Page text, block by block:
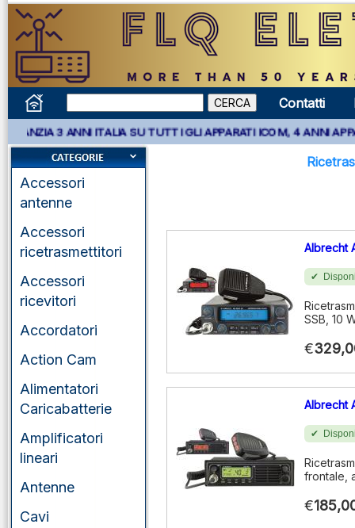
Contatti
ITALIA SU TUTTI GLI APPARATI ICOM, 4 ANNI APPARATI
Accessori
antenne
Accessori
ricetrasmettitori
Accessori
ricevitori
Accordatori
Action Cam
Alimentatori
Caricabatterie
Amplificatori
lineari
Antenne
Cavi
Albrecht
SSB, 10
€
Albrecht
frontale,
€